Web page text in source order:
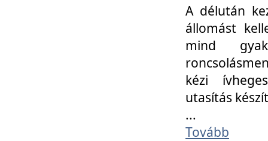
A délután
állomást
mind
kézi
utasítás
...
Tovább